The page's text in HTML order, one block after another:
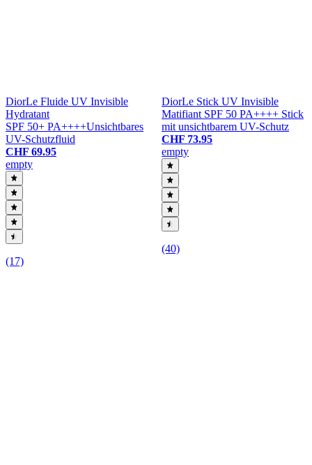
DiorLe Fluide UV Invisible
Hydratant
SPF 50+ PA++++Unsichtbares
UV-Schutzfluid
CHF 69.95
empty
(17)
DiorLe Stick UV Invisible
Matifiant SPF 50 PA++++ Stick
mit unsichtbarem UV-Schutz
CHF 73.95
empty
(40)